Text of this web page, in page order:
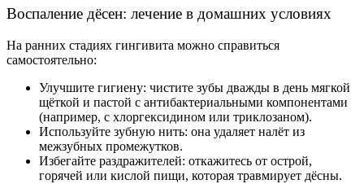
Воспаление дёсен: лечение в домашних условиях
На ранних стадиях гингивита можно справиться
самостоятельно:
Улучшите гигиену: чистите зубы дважды в день мягкой
щёткой и пастой с антибактериальными компонентами
(например, с хлоргексидином или триклозаном).
Используйте зубную нить: она удаляет налёт из
межзубных промежутков.
Избегайте раздражителей: откажитесь от острой,
горячей или кислой пищи, которая травмирует дёсны.